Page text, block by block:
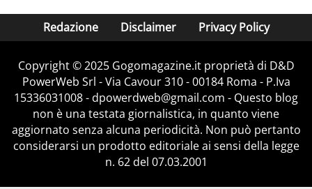
Redazione Disclaimer Privacy Policy
Copyright © 2025 Gogomagazine.it proprietà di D&D
PowerWeb Srl - Via Cavour 310 - 00184 Roma - P.Iva
15336031008 - dpowerdweb@gmail.com - Questo blog
non è una testata giornalistica, in quanto viene
aggiornato senza alcuna periodicità. Non può pertanto
considerarsi un prodotto editoriale ai sensi della legge
n. 62 del 07.03.2001